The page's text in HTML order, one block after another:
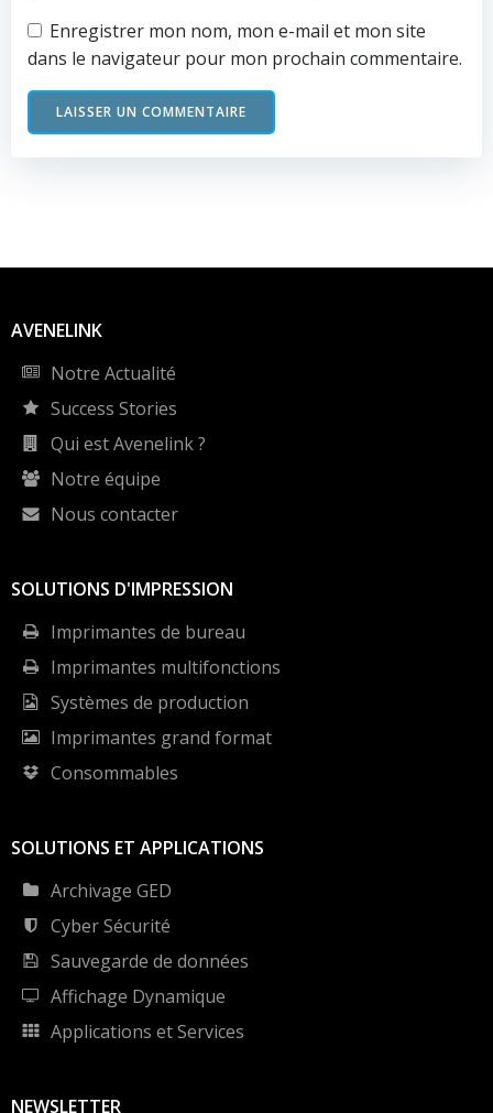
Enregistrer mon nom, mon e-mail et mon site
dans le navigateur pour mon prochain commentaire.
AVENELINK
Notre Actualité
Success Stories
Qui est Avenelink ?
Notre équipe
Nous contacter
SOLUTIONS D'IMPRESSION
Imprimantes de bureau
Imprimantes multifonctions
Systèmes de production
Imprimantes grand format
Consommables
SOLUTIONS ET APPLICATIONS
Archivage GED
Cyber Sécurité
Sauvegarde de données
Affichage Dynamique
Applications et Services
NEWSLETTER